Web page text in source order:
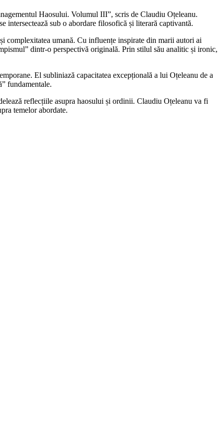
Haosului. Volumul III”, scris de Claudiu Oțeleanu.
intersectează sub o abordare filosofică și literară captivantă.
complexitatea umană. Cu influențe inspirate din marii autori ai
dintr-o perspectivă originală. Prin stilul său analitic și ironic,
El subliniază capacitatea excepțională a lui Oțeleanu de a
fundamentale.
reflecțiile asupra haosului și ordinii. Claudiu Oțeleanu va fi
temelor abordate.